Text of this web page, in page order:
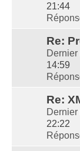
21:44
Re:
14:59
Re:
22:22